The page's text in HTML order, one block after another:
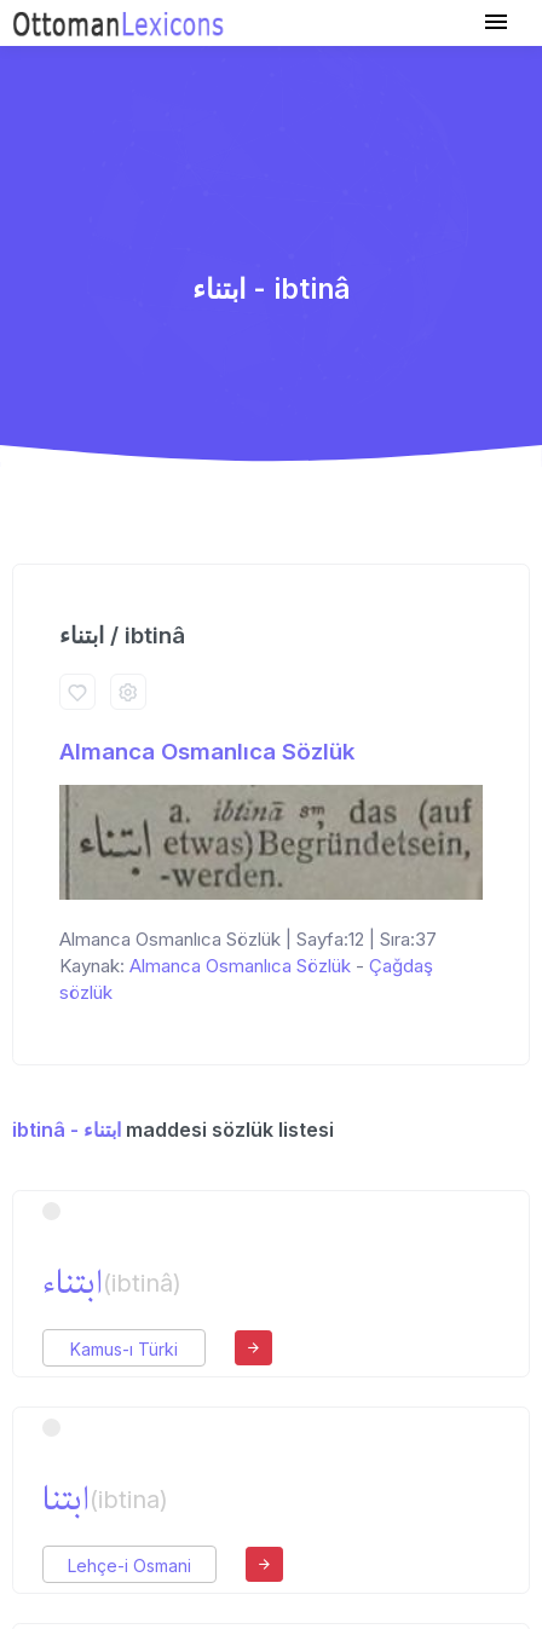
ابتناء - ibtinâ
ابتناء / ibtinâ
Almanca Osmanlıca Sözlük
Almanca Osmanlıca Sözlük | Sayfa:12 | Sıra:37
Kaynak: Almanca Osmanlıca Sözlük - Çağdaş
sözlük
ibtinâ - ابتناء maddesi sözlük listesi
ابتناء(ibtinâ)
Kamus-ı Türki
ابتنا(ibtina)
Lehçe-i Osmani